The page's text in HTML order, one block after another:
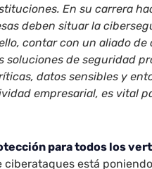
En su carrera
deben situar la
contar con un aliado de
solucionesde seguridad
datos sensibles y
empresarial,es vital
para todos los
ciberataques está